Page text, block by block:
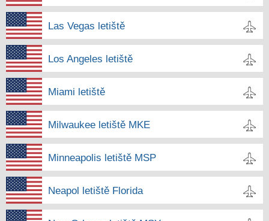
Las Vegas letiště
Los Angeles letiště
Miami letiště
Milwaukee letiště MKE
Minneapolis letiště MSP
Neapol letiště Florida